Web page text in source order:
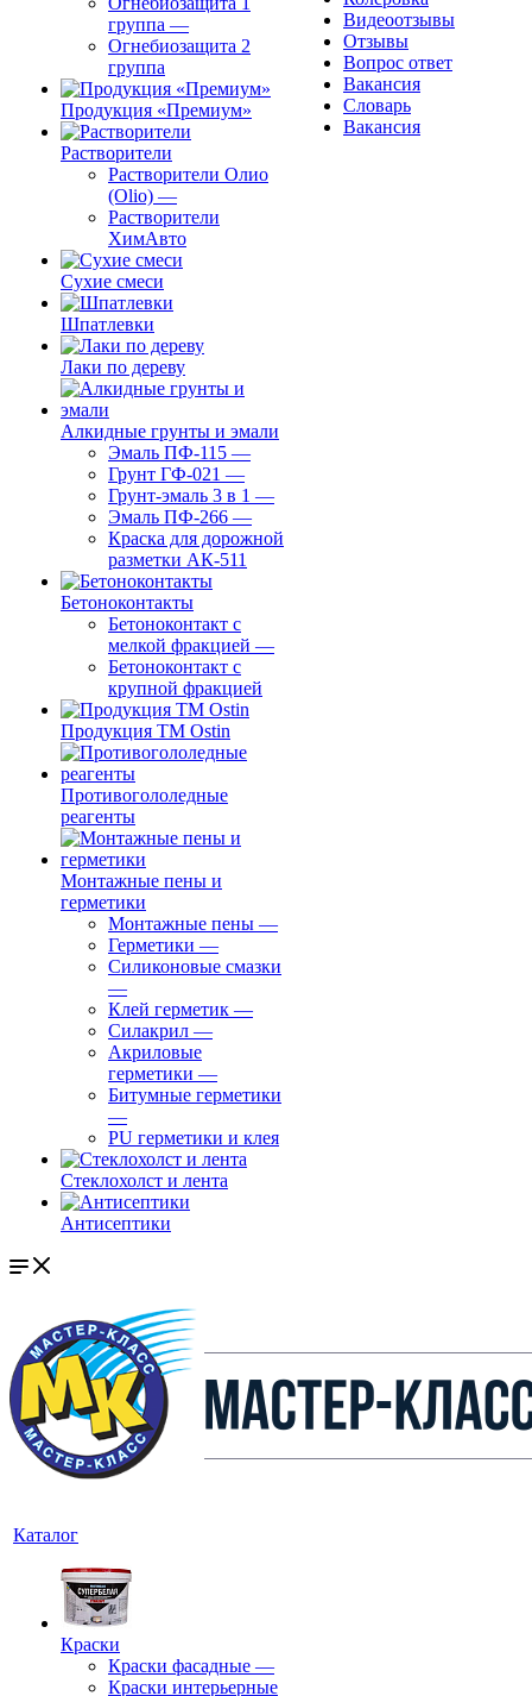
группа —
Огнебиозащита 2
группа
Продукция «Премиум»
Растворители
Растворители Олио
(Olio) —
Растворители
ХимАвто
Сухие смеси
Шпатлевки
Лаки по дереву
Алкидные грунты и эмали
Эмаль ПФ-115 —
Грунт ГФ-021 —
Грунт-эмаль 3 в 1 —
Эмаль ПФ-266 —
Краска для дорожной
разметки АК-511
Бетоноконтакты
Бетоноконтакт с
мелкой фракцией —
Бетоноконтакт с
крупной фракцией
Продукция ТМ Ostin
Противогололедные
реагенты
Монтажные пены и
герметики
Монтажные пены —
Герметики —
Силиконовые смазки
—
Клей герметик —
Силакрил —
Акриловые
герметики —
Битумные герметики
—
PU герметики и клея
Стеклохолст и лента
Антисептики
Видеоотзывы
Отзывы
Вопрос ответ
Вакансия
Словарь
Вакансия
Каталог
Краски
Краски фасадные —
Краски интерьерные